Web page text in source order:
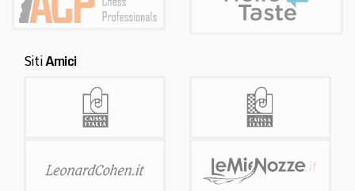
SitiAmici